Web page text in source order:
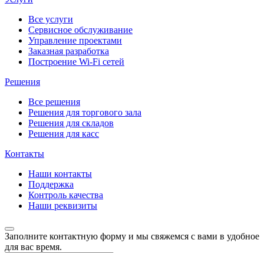
Все услуги
Сервисное обслуживание
Управление проектами
Заказная разработка
Построение Wi-Fi сетей
Решения
Все решения
Решения для торгового зала
Решения для складов
Решения для касс
Контакты
Наши контакты
Поддержка
Контроль качества
Наши реквизиты
Заполните контактную форму и мы свяжемся с вами в удобное
для вас время.